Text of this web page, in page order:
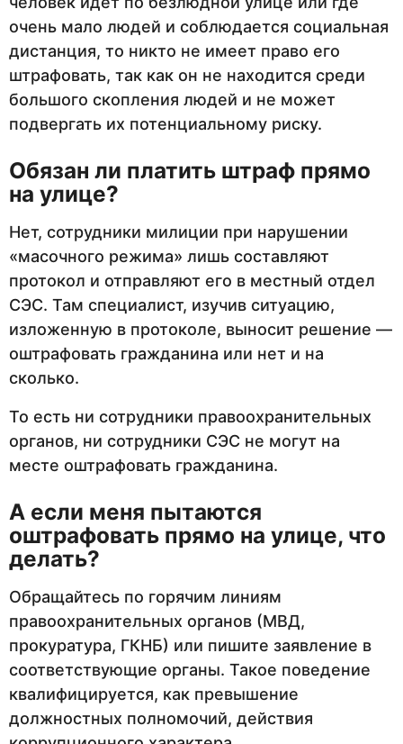
очень мало людей и соблюдается социальная
дистанция, то никто не имеет право его
штрафовать, так как он не находится среди
большого скопления людей и не может
подвергать их потенциальному риску.
Обязан ли платить штраф прямо
на улице?
Нет, сотрудники милиции при нарушении
«масочного режима» лишь составляют
протокол и отправляют его в местный отдел
СЭС. Там специалист, изучив ситуацию,
изложенную в протоколе, выносит решение —
оштрафовать гражданина или нет и на
сколько.
То есть ни сотрудники правоохранительных
органов, ни сотрудники СЭС не могут на
месте оштрафовать гражданина.
А если меня пытаются
оштрафовать прямо на улице, что
делать?
Обращайтесь по горячим линиям
правоохранительных органов (МВД,
прокуратура, ГКНБ) или пишите заявление в
соответствующие органы. Такое поведение
квалифицируется, как превышение
должностных полномочий, действия